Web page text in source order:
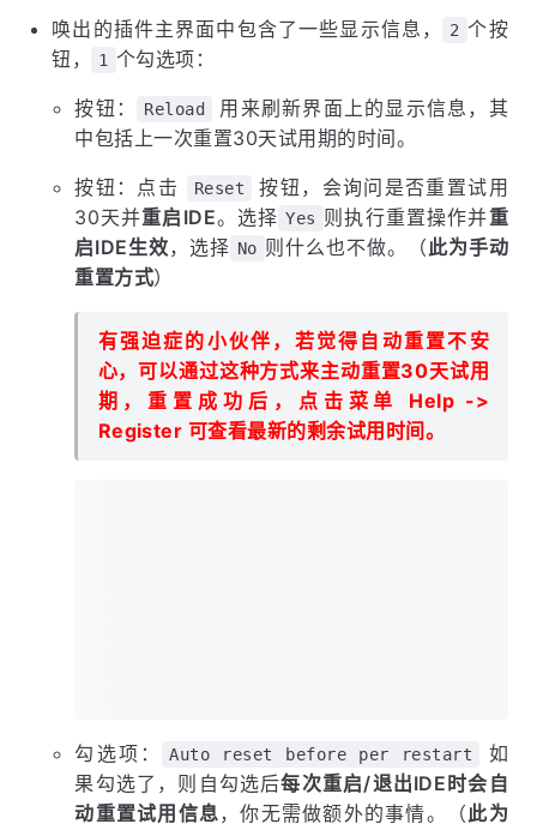
唤出的插件主界面中包含了一些显示信息， 2 个按
钮，
1 个勾选项：
按钮： Reload
用来刷新界面上的显示信息，其
中包括上一次重置30天试用期的时间。
按钮：点击 Reset
按钮，会询问是否重置试用
30天并重启IDE。选择 Yes 则执行重置操作并重
启IDE生效，选择 No 则什么也不做。（此为手动
重置方式）
有强迫症的小伙伴，若觉得自动重置不安
心，可以通过这种方式来主动重置30天试用
期，重置成功后，点击菜单 Help ->
Register 可查看最新的剩余试用时间。
勾选项： Auto reset before per restart
如
果勾选了，则自勾选后每次重启/退出IDE时会自
动重置试用信息，你无需做额外的事情。（此为